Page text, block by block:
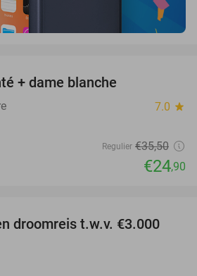
+ dame blanche
7.0 star
Regulier €35,50
€24,90
droomreis t.w.v. €3.000